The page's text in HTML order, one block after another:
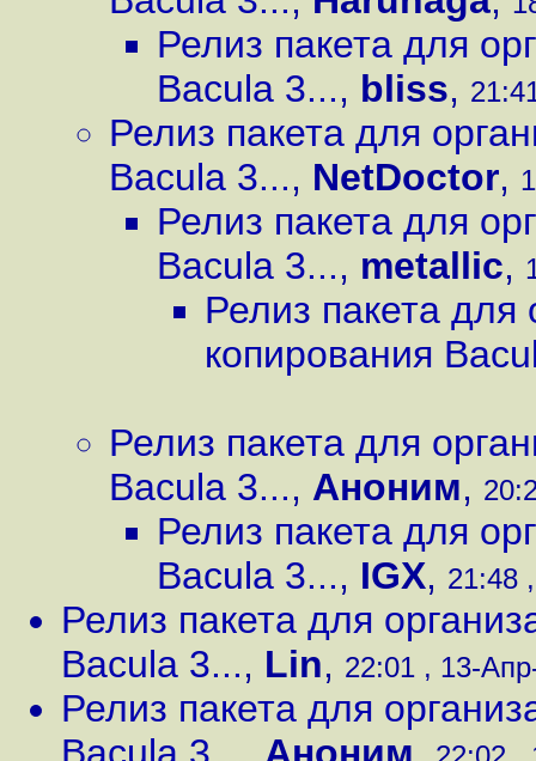
Релиз пакета для
Bacula 3..., bliss,
Релиз пакета для
Bacula 3..., NetDoctor,
Релиз пакета для
Bacula 3..., metallic,
Релиз пакета для
копирования
Релиз пакета для
Bacula 3..., Аноним,
Релиз пакета для
Bacula 3..., IGX, 21:48
Релиз пакета для
Bacula 3..., Lin, 22:01 , 13-
Релиз пакета для